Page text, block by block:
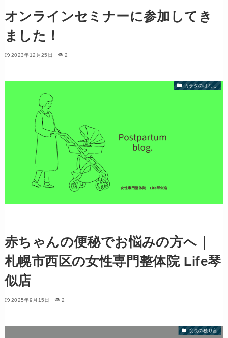
オンラインセミナーに参加してき
ました！
2023年12月25日 2
カラダのはなし
赤ちゃんの便秘でお悩みの方へ｜
札幌市西区の女性専門整体院 Life琴
似店
2025年9月15日 2
院長の独り言